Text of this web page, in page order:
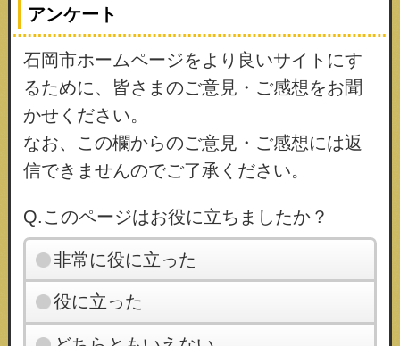
アンケート
石岡市ホームページをより良いサイトにす
るために、皆さまのご意見・ご感想をお聞
かせください。
なお、この欄からのご意見・ご感想には返
信できませんのでご了承ください。
Q.このページはお役に立ちましたか？
非常に役に立った
役に立った